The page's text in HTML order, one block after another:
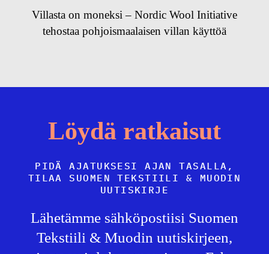
Villasta on moneksi – Nordic Wool Initiative
tehostaa pohjoismaalaisen villan käyttöä
Löydä ratkaisut
PIDÄ AJATUKSESI AJAN TASALLA,
TILAA SUOMEN TEKSTIILI & MUODIN
UUTISKIRJE
Lähetämme sähköpostiisi Suomen
Tekstiili & Muodin uutiskirjeen,